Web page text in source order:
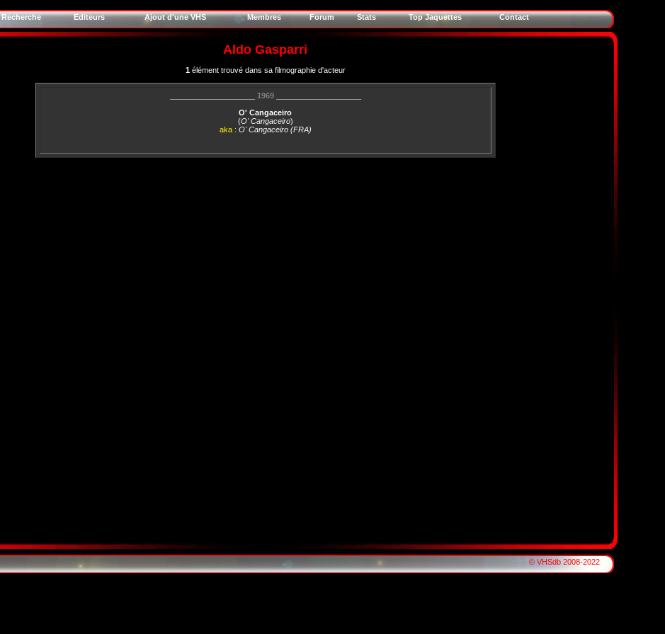
Recherche Editeurs Ajout d'une VHS Membres Forum Stats Top Jaquettes Contact
Aldo Gasparri
1élément trouvé dans sa filmographie d'acteur
1969____________________
O' Cangaceiro
(O' Cangaceiro)
aka : O' Cangaceiro (FRA)
© VHSdb 2008-2022